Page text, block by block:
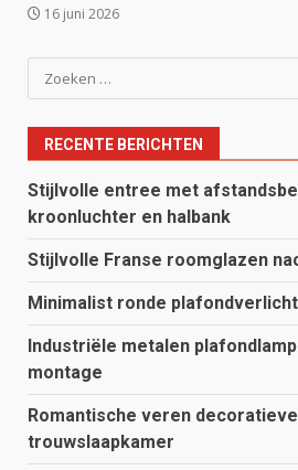
16 juni 2026
Zoeken
naar:
RECENTE BERICHTEN
Stijlvolle entree met
kroonluchter en halbank
Stijlvolle Franse roomglazen
Minimalist ronde
Industriële metalen
montage
Romantische veren
trouwslaapkamer